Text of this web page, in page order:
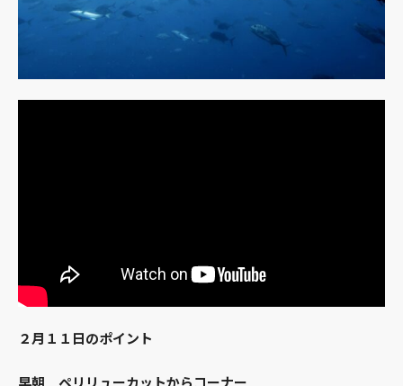
２月１１日のポイント